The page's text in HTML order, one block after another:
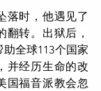
落时，他遇见了
转。 出狱后，
全球113个国家
并经历生命的改
国福音派教会忽